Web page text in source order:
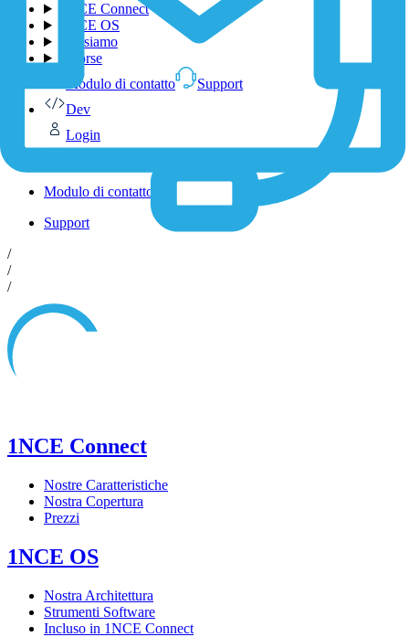
1NCE Connect
1NCE OS
Chi siamo
Risorse
Modulo di contatto
Support
Dev
Login
Modulo di contatto
Support
/
/
/
1NCE Connect
Nostre Caratteristiche
Nostra Copertura
Prezzi
1NCE OS
Nostra Architettura
Strumenti Software
Incluso in 1NCE Connect